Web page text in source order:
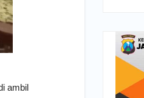
ambil